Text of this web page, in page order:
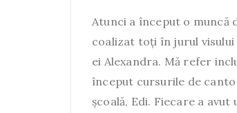
Atunci a început o muncă
coalizat toți în jurul visului
ei Alexandra. Mă refer
început cursurile de
școală, Edi. Fiecare a